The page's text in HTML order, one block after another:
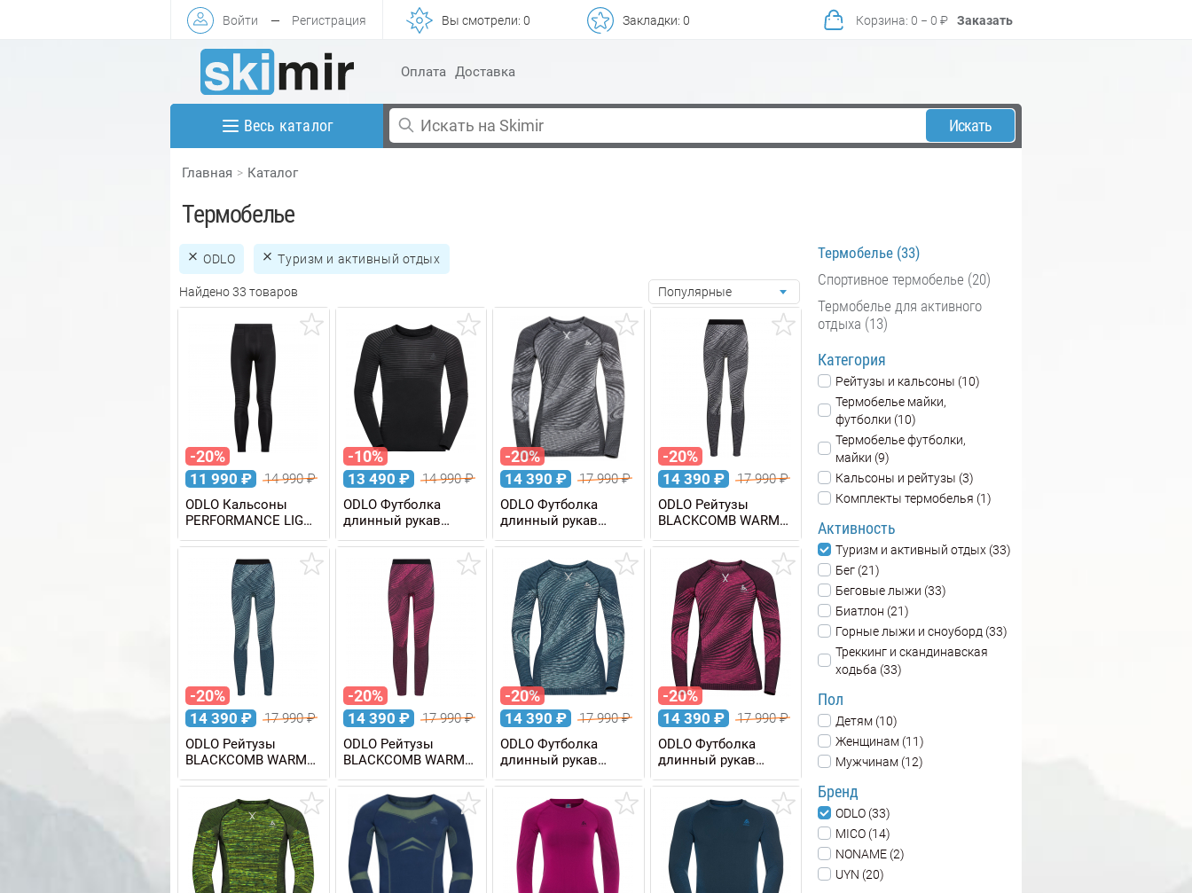
Войти — Регистрация Вы смотрели: 0 Закладки: 0 Корзина: 0 − 0 ₽ Заказать
Оплата Доставка
Весь каталог Искать
Главная Каталог
Термобелье
ODLO Туризм и активный отдых
Найдено 33 товаров Популярные
-20%
11 990 ₽ 14 990₽
ODLO Кальсоны
PERFORMANCE LIGHT
мужские
-10%
13 490 ₽ 14 990₽
ODLO Футболка
длинный рукав
PERFORMANCE LIGHT
мужская
-20%
14 390 ₽ 17 990₽
ODLO Футболка
длинный рукав
BLACKCOMB WARM
Eco женская
-20%
14 390 ₽ 17 990₽
ODLO Рейтузы
BLACKCOMB WARM
Eco женские
-20%
14 390 ₽ 17 990₽
ODLO Рейтузы
BLACKCOMB WARM
Eco женские
-20%
14 390 ₽ 17 990₽
ODLO Рейтузы
BLACKCOMB WARM
Eco женские
-20%
14 390 ₽ 17 990₽
ODLO Футболка
длинный рукав
BLACKCOMB WARM
Eco женская
-20%
14 390 ₽ 17 990₽
ODLO Футболка
длинный рукав
BLACKCOMB WARM
Eco женская
Термобелье (33)
Спортивное термобелье (20)
Термобелье для активного
отдыха (13)
Категория
Рейтузы и кальсоны (10)
Термобелье майки,
футболки (10)
Термобелье футболки,
майки (9)
Кальсоны и рейтузы (3)
Комплекты термобелья (1)
Активность
Туризм и активный отдых (33)
Бег (21)
Беговые лыжи (33)
Биатлон (21)
Горные лыжи и сноуборд (33)
Треккинг и скандинавская
ходьба (33)
Пол
Детям (10)
Женщинам (11)
Мужчинам (12)
Бренд
ODLO (33)
MICO (14)
NONAME (2)
UYN (20)